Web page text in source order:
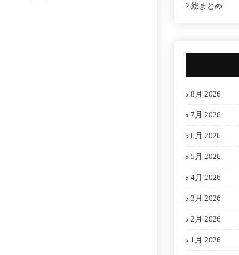
総まとめ
8月 2026
7月 2026
6月 2026
5月 2026
4月 2026
3月 2026
2月 2026
1月 2026